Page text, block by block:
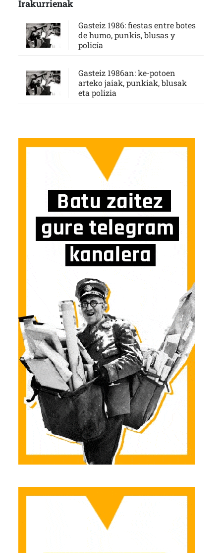
Irakurrienak
Gasteiz 1986: fiestas entre botes
de humo, punkis, blusas y
policía
Gasteiz 1986an: ke-potoen
arteko jaiak, punkiak, blusak
eta polizia